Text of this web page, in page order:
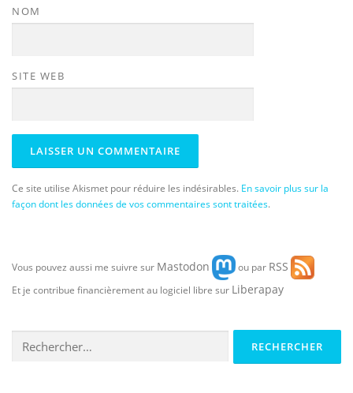
NOM
SITE WEB
Ce site utilise Akismet pour réduire les indésirables. En savoir plus sur la
façon dont les données de vos commentaires sont traitées.
Vous pouvez aussi me suivre sur Mastodon ou par RSS
Et je contribue financièrement au logiciel libre sur Liberapay